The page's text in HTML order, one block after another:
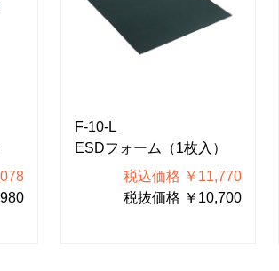
F-10-L
ESDフォーム（1枚入）
税込価格 ￥11,770
税抜価格 ￥10,700